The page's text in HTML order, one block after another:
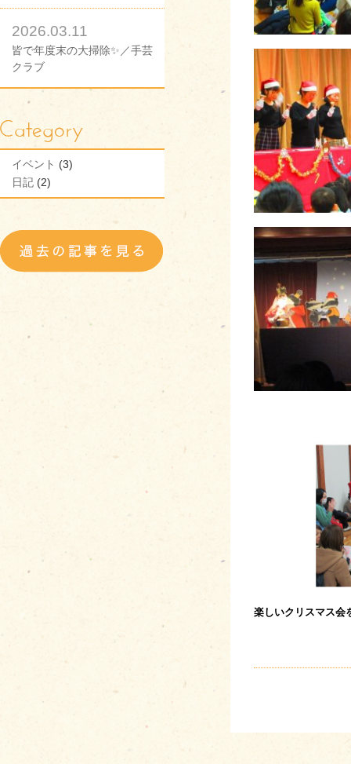
2026.03.11
皆で年度末の大掃除✨／手芸
クラブ
イベント (3)
日記 (2)
楽しいクリスマス会